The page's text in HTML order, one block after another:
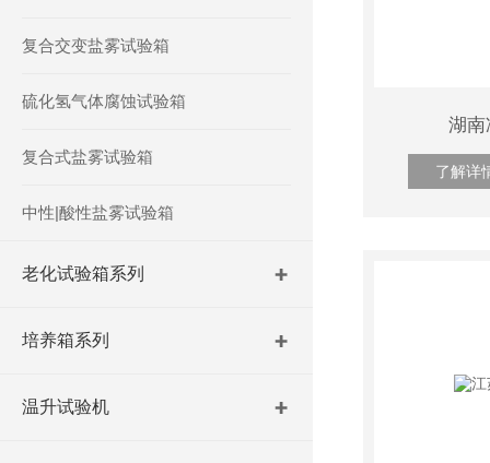
复合交变盐雾试验箱
硫化氢气体腐蚀试验箱
复合式盐雾试验箱
中性|酸性盐雾试验箱
老化试验箱系列
培养箱系列
温升试验机
湖南
了解详